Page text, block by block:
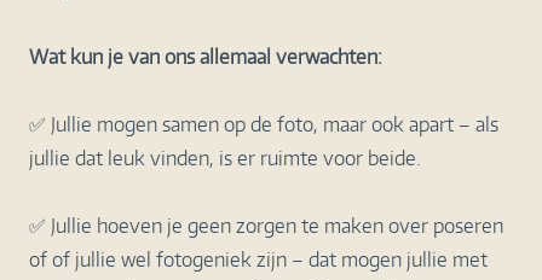
Wat kun je van ons allemaal verwachten:
✅ Jullie mogen samen op de foto, maar ook apart – als
jullie dat leuk vinden, is er ruimte voor beide.
✅ Jullie hoeven je geen zorgen te maken over poseren
of of jullie wel fotogeniek zijn – dat mogen jullie met